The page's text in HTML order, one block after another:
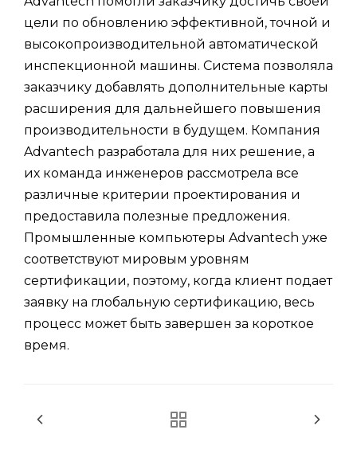
цели по обновлению эффективной, точной и
высокопроизводительной автоматической
инспекционной машины. Система позволяла
заказчику добавлять дополнительные карты
расширения для дальнейшего повышения
производительности в будущем. Компания
Advantech разработала для них решение, а
их команда инженеров рассмотрела все
различные критерии проектирования и
предоставила полезные предложения.
Промышленные компьютеры Advantech уже
соответствуют мировым уровням
сертификации, поэтому, когда клиент подает
заявку на глобальную сертификацию, весь
процесс может быть завершен за короткое
время.